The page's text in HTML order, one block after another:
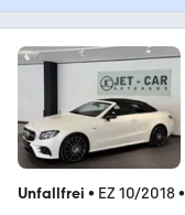
Unfallfrei • EZ 10/2018•